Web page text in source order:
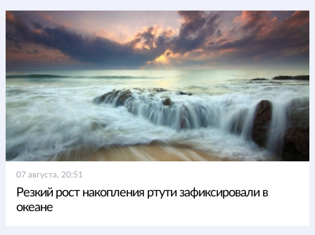
07 августа, 20:51
Резкий рост накопления ртути зафиксировали в
океане